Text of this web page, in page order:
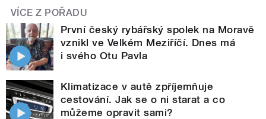
VÍCE Z POŘADU
První český rybářský spolek na Moravě
vznikl ve Velkém Meziříčí. Dnes má
i svého Otu Pavla
Klimatizace v autě zpříjemňuje
cestování. Jak se o ni starat a co
můžeme opravit sami?